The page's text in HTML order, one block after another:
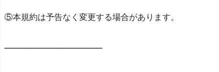
⑤本規約は予告なく変更する場合があります。
────────────────────